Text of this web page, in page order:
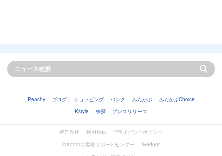
Peachy ブログ ショッピング バンク みんかぶ
みんかぶChoice
Kstyle
株探 プレスリリース
運営会社 利用規約
プライバシーポリシー
livedoorお客様サポートセンター
livedoor